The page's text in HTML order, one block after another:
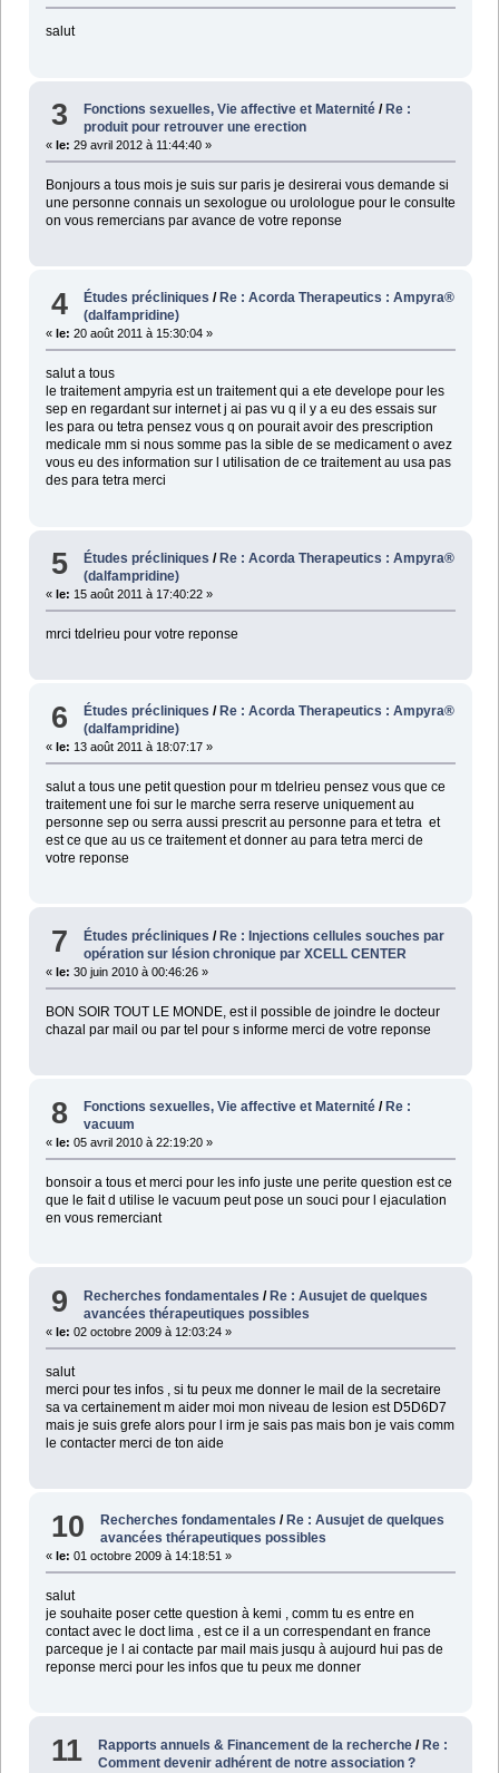
salut
3 Fonctions sexuelles, Vie affective et Maternité /Re :
produit pour retrouver une erection
« le: 29 avril 2012 à 11:44:40 »
Bonjours a tous mois je suis sur paris je desirerai vous demande si
une personne connais un sexologue ou urolologue pour le consulte
on vous remercians par avance de votre reponse
4 Études précliniques/ Re : Acorda Therapeutics : Ampyra®
(dalfampridine)
« le: 20 août 2011 à 15:30:04 »
salut a tous
le traitement ampyria est un traitement qui a ete develope pour les
sep en regardant sur internet j ai pas vu q il y a eu des essais sur
les para ou tetra pensez vous q on pourait avoir des prescription
medicale mm si nous somme pas la sible de se medicament o avez
vous eu des information sur l utilisation de ce traitement au usa pas
des para tetra merci
5 Études précliniques/Re : Acorda Therapeutics : Ampyra®
(dalfampridine)
« le: 15 août 2011 à 17:40:22 »
mrci tdelrieu pour votre reponse
6 Études précliniques/ Re : Acorda Therapeutics : Ampyra®
(dalfampridine)
« le: 13 août 2011 à 18:07:17 »
salut a tous une petit question pour m tdelrieu pensez vous que ce
traitement une foi sur le marche serra reserve uniquement au
personne sep ou serra aussi prescrit au personne para et tetra et
est ce que au us ce traitement et donner au para tetra merci de
votre reponse
7 Études précliniques/Re : Injections cellules souches par
opération sur lésion chronique par XCELL CENTER
« le: 30 juin 2010 à 00:46:26 »
BON SOIR TOUT LE MONDE, est il possible de joindre le docteur
chazal par mail ou par tel pour s informe merci de votre reponse
8 Fonctions sexuelles, Vie affective et Maternité / Re :
vacuum
« le: 05 avril 2010 à 22:19:20 »
bonsoir a tous et merci pour les info juste une perite question est ce
que le fait d utilise le vacuum peut pose un souci pour l ejaculation
en vous remerciant
9 Recherches fondamentales /Re : Ausujet de quelques
avancées thérapeutiques possibles
« le: 02 octobre 2009 à 12:03:24 »
salut
merci pour tes infos , si tu peux me donner le mail de la secretaire
sa va certainement m aider moi mon niveau de lesion est D5D6D7
mais je suis grefe alors pour l irm je sais pas mais bon je vais comm
le contacter merci de ton aide
10 Recherches fondamentales / Re : Ausujet de quelques
avancées thérapeutiques possibles
« le: 01 octobre 2009 à 14:18:51 »
salut
je souhaite poser cette question à kemi , comm tu es entre en
contact avec le doct lima , est ce il a un correspendant en france
parceque je l ai contacte par mail mais jusqu à aujourd hui pas de
reponse merci pour les infos que tu peux me donner
11 Rapports annuels & Financement de la recherche /Re :
Comment devenir adhérent de notre association ?